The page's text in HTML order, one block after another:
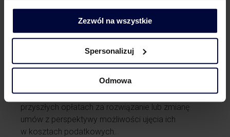
Zezwól na wszystkie
Spersonalizuj
Odmowa
Podsumowanie
W związku z coraz częstszym pozytywnym
podejściem organów podatkowych,
rekomendujemy przegląd dotychczas poniesionych
opłat oraz uwzględnienie tej kwestii w ewentualnych
przyszłych opłatach za rozwiązanie lub zmianę
umów z perspektywy możliwości ujęcia ich
w kosztach podatkowych.